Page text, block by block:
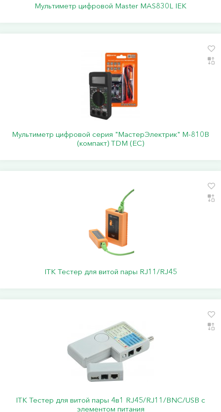
Мультиметр цифровой Master MAS830L IEK
Мультиметр цифровой серия "МастерЭлектрик" М-810В
(компакт) TDM (ЕС)
ITK Тестер для витой пары RJ11/RJ45
ITK Тестер для витой пары 4в1 RJ45/RJ11/BNC/USB с
элементом питания